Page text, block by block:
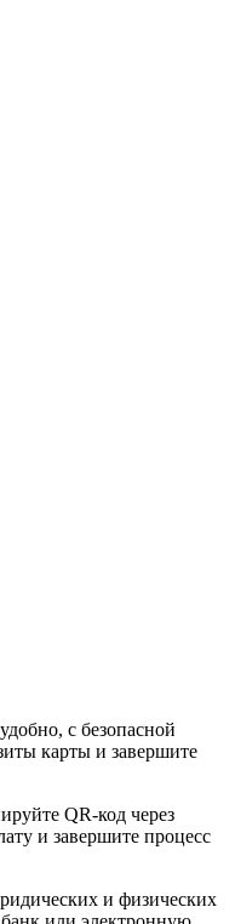
с безопасной
карты и завершите
QR-код через
и завершите процесс
и физических